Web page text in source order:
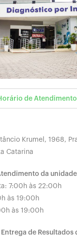
de Atendimento
Krumel, 1968,
Catarina
da
7:00h às 22:00h
às 19:00h
às 19:00h
de Resultados